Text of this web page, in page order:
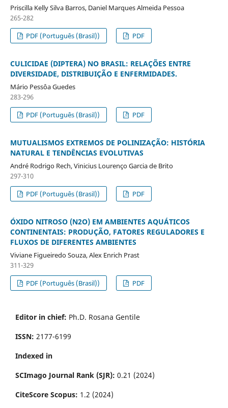
Priscilla Kelly Silva Barros, Daniel Marques Almeida Pessoa
265-282
PDF (Português (Brasil))
PDF
CULICIDAE (DIPTERA) NO BRASIL: RELAÇÕES ENTRE
DIVERSIDADE, DISTRIBUIÇÃO E ENFERMIDADES.
Mário Pessôa Guedes
283-296
PDF (Português (Brasil))
PDF
MUTUALISMOS EXTREMOS DE POLINIZAÇÃO: HISTÓRIA
NATURAL E TENDÊNCIAS EVOLUTIVAS
André Rodrigo Rech, Vinicius Lourenço Garcia de Brito
297-310
PDF (Português (Brasil))
PDF
ÓXIDO NITROSO (N2O) EM AMBIENTES AQUÁTICOS
CONTINENTAIS: PRODUÇÃO, FATORES REGULADORES E
FLUXOS DE DIFERENTES AMBIENTES
Viviane Figueiredo Souza, Alex Enrich Prast
311-329
PDF (Português (Brasil))
PDF
Editor in chief: Ph.D. Rosana Gentile
ISSN: 2177-6199
Indexed in
SCImago Journal Rank (SJR): 0.21 (2024)
CiteScore Scopus: 1.2 (2024)